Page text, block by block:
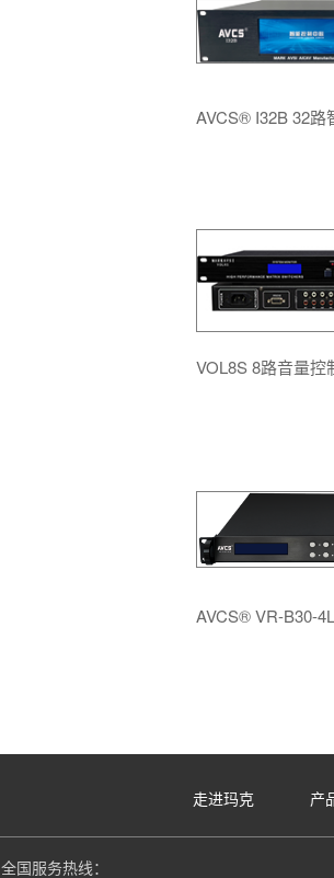
AVCS® I32B 32路
VOL8S 8路音量控
AVCS® VR-B30-
走进玛克 产
全国服务热线：